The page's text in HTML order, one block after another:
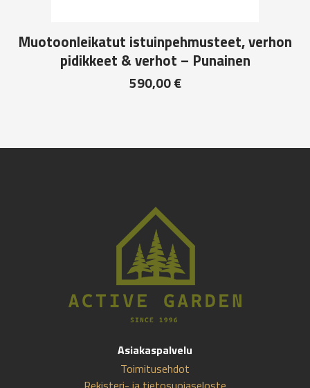
Muotoonleikatut istuinpehmusteet, verhon
pidikkeet & verhot – Punainen
590,00€
Asiakaspalvelu
Toimitusehdot